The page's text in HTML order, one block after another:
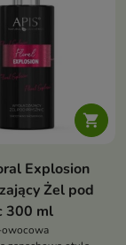

Explosion
Żel pod
300 ml